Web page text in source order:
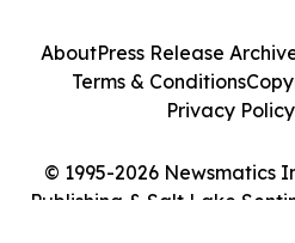
© 1995-2026 Newsmatics
Publishing & Salt Lake
AboutPress Release
Terms & Conditions
Privacy Policy